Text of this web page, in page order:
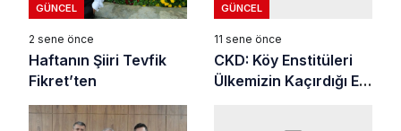
GÜNCEL
2 sene önce
Haftanın Şiiri Tevfik
Fikret’ten
GÜNCEL
11 sene önce
CKD: Köy Enstitüleri
Ülkemizin Kaçırdığı En